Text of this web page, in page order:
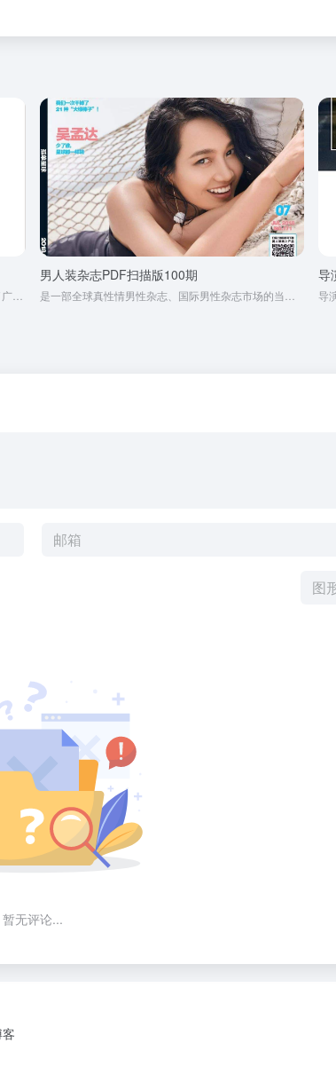
男人装杂志PDF扫描版100期 导
导
暂无评论...